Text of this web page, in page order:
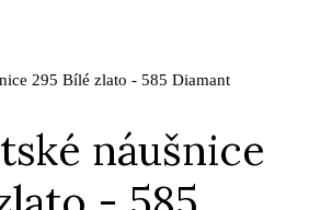
295 Bílé zlato - 585 Diamant
náušnice